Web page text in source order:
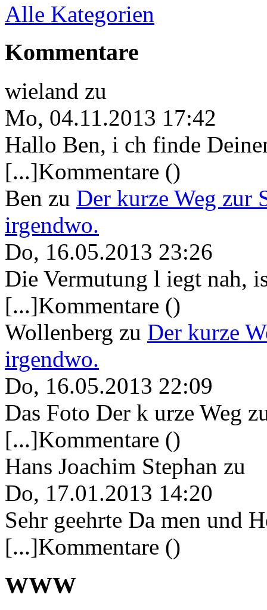
Alle Kategorien
Kommentare
wieland zu
Mo, 04.11.2013 17:42
Hallo Ben, i ch finde
[...]Kommentare ()
Ben zu Der kurze Weg zur
irgendwo.
Do, 16.05.2013 23:26
Die Vermutung l iegt nah,
[...]Kommentare ()
Wollenberg zu Der kurze
irgendwo.
Do, 16.05.2013 22:09
Das Foto Der k urze Weg
[...]Kommentare ()
Hans Joachim Stephan zu
Do, 17.01.2013 14:20
Sehr geehrte Da men und
[...]Kommentare ()
WWW